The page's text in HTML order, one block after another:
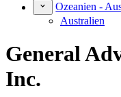
Ozeanien -
Australien
General
Inc.